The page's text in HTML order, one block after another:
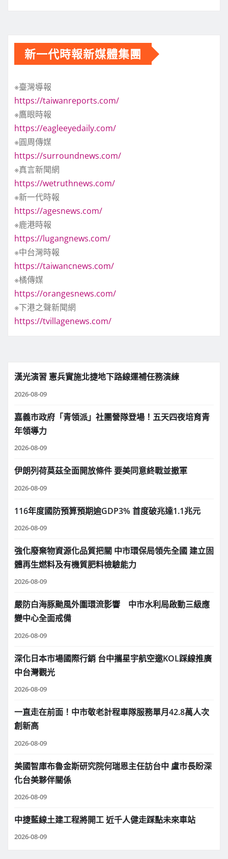
新一代時報新媒體集團
※臺灣導報
https://taiwanreports.com/
※鷹眼時報
https://eagleeyedaily.com/
※圓周傳媒
https://surroundnews.com/
※真言新聞網
https://wetruthnews.com/
※新一代時報
https://agesnews.com/
※鹿港時報
https://lugangnews.com/
※中台灣時報
https://taiwancnews.com/
※橘傳媒
https://orangesnews.com/
※下港之聲新聞網
https://tvillagenews.com/
漢光演習 憲兵實施北捷地下路線運補任務演練
2026-08-09
嘉義市政府「青領派」社團營隊登場！五天四夜培育青
年領導力
2026-08-09
伊朗列荷莫茲全面開放條件 要美同意終戰並撤軍
2026-08-09
116年度國防預算預期逾GDP3% 首度破兆達1.1兆元
2026-08-09
強化廢棄物資源化品質把關 中市環保局領先全國 建立固
體再生燃料及有機質肥料檢驗能力
2026-08-09
嚴防白海豚颱風外圍環流影響 中市水利局啟動三級應
變中心全面戒備
2026-08-09
深化日本市場國際行銷 台中攜星宇航空邀KOL踩線推廣
中台灣觀光
2026-08-09
一直走在前面！中市敬老計程車隊服務單月42.8萬人次
創新高
2026-08-09
美國智庫布魯金斯研究院何瑞恩主任訪台中 盧市長盼深
化台美夥伴關係
2026-08-09
中捷藍線土建工程將開工 近千人健走踩點未來車站
2026-08-09